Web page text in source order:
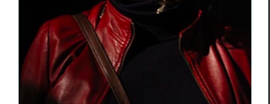
Pascale Monnin : la matière de la
poésie
Pas­cale Mon­nin